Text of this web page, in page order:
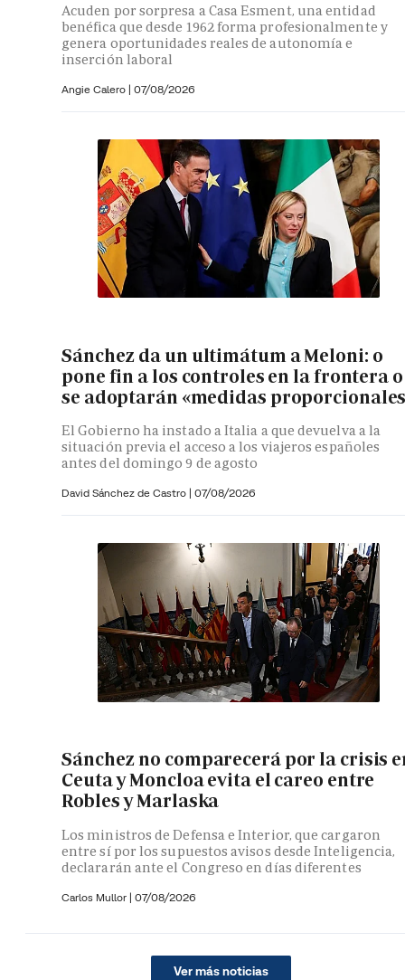
Acuden por sorpresa a Casa Esment, una entidad
benéfica que desde 1962 forma profesionalmente y
genera oportunidades reales de autonomía e
inserción laboral
Angie Calero | 07/08/2026
Sánchez da un ultimátum a Meloni: o
pone fin a los controles en la frontera o
se adoptarán «medidas
El Gobierno ha instado a Italia a que devuelva a la
situación previa el acceso a los viajeros españoles
antes del domingo 9 de agosto
David Sánchez de Castro | 07/08/2026
Sánchez no comparecerá por la crisis
Ceuta y Moncloa evita el careo entre
Robles y Marlaska
Los ministros de Defensa e Interior, que cargaron
entre sí por los supuestos avisos desde Inteligencia,
declararán ante el Congreso en días diferentes
Carlos Mullor | 07/08/2026
Ver más noticias